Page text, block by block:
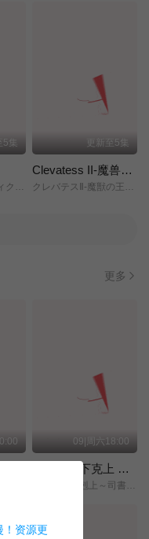
集
パーフェクトアディクション/
更新至5集
Clevatess II-魔兽之王与虚假的勇者传承-
クレバテスⅡ-魔獣の王と偽りの勇者伝承-/
更多
09|周六18:00
小书痴的下克上 〜为了成为图书管理员而不择手段〜 领主的养女
！资源更